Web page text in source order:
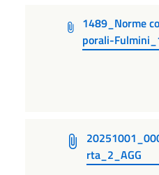
1489_Norme
porali-
rta_2_AGG